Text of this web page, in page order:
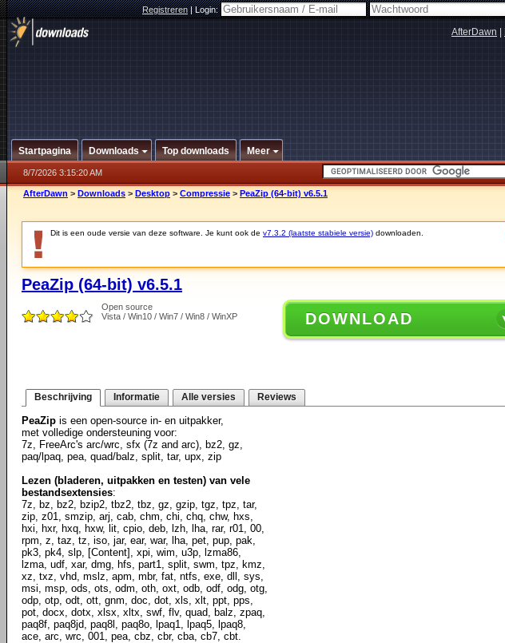
Registreren|Login:
AfterDawn
Startpagina Downloads Top downloads Meer
8/7/2026 3:15:20 AM
AfterDawn > Downloads > Desktop > Compressie > PeaZip (64-bit) v6.5.1
Dit is een oude versie van deze software. Je kunt ook de v7.3.2 (laatste stabiele versie) downloaden.
PeaZip (64-bit) v6.5.1
Open source
Vista / Win10 / Win7 / Win8 / WinXP
DOWNLOAD
Beschrijving Informatie Alle versies Reviews
PeaZip is een open-source in- en uitpakker,
met volledige ondersteuning voor:
7z, FreeArc's arc/wrc, sfx (7z and arc), bz2, gz,
paq/lpaq, pea, quad/balz, split, tar, upx, zip
Lezen (bladeren, uitpakken en testen) van vele
bestandsextensies:
7z, bz, bz2, bzip2, tbz2, tbz, gz, gzip, tgz, tpz, tar,
zip, z01, smzip, arj, cab, chm, chi, chq, chw, hxs,
hxi, hxr, hxq, hxw, lit, cpio, deb, lzh, lha, rar, r01, 00,
rpm, z, taz, tz, iso, jar, ear, war, lha, pet, pup, pak,
pk3, pk4, slp, [Content], xpi, wim, u3p, lzma86,
lzma, udf, xar, dmg, hfs, part1, split, swm, tpz, kmz,
xz, txz, vhd, mslz, apm, mbr, fat, ntfs, exe, dll, sys,
msi, msp, ods, ots, odm, oth, oxt, odb, odf, odg, otg,
odp, otp, odt, ott, gnm, doc, dot, xls, xlt, ppt, pps,
pot, docx, dotx, xlsx, xltx, swf, flv, quad, balz, zpaq,
paq8f, paq8jd, paq8l, paq8o, lpaq1, lpaq5, lpaq8,
ace, arc, wrc, 001, pea, cbz, cbr, cba, cb7, cbt.